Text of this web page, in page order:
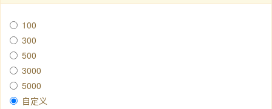
100
300
500
3000
5000
自定义